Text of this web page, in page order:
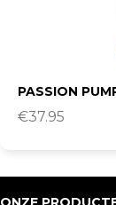
PASSION
€37.95